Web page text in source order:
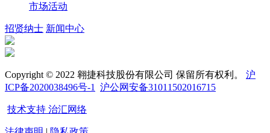
市场活动
招贤纳士 新闻中心
Copyright © 2022 翱捷科技股份有限公司 保留所有权利。 沪
ICP备2020038496号-1
沪公网安备31011502016715
技术支持 治汇网络